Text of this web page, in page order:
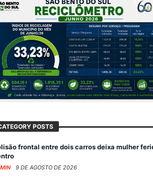
POSTS
frontal entre dois carros deixa mulher
9 DE AGOSTO DE 2026